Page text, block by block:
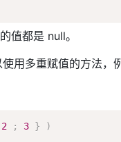
值都是 null。
用多重赋值的方法，
2 ; 3 } )